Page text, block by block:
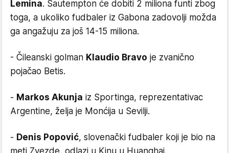
Lemina. Sautempton će dobiti 2 miliona funti zbog
toga, a ukoliko fudbaler iz Gabona zadovolji možda
ga angažuju za još 14-15 miliona.
- Čileanski golman Klaudio Bravo je zvanično
pojačao Betis.
- Markos Akunja iz Sportinga, reprezentativac
Argentine, želja je Monćija u Sevilji.
- Denis Popović, slovenački fudbaler koji je bio na
meti Zvezde, odlazi u Kinu u Huanghai.